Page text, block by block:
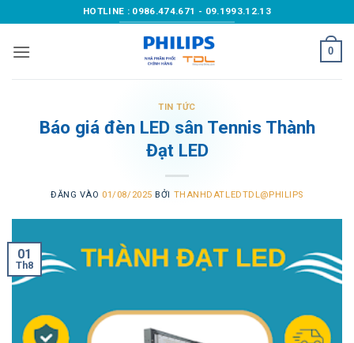
qua
nội
HOTLINE : 0986.474.671 - 09.1993.12.13
0
TIN TỨC
Báo giá đèn LED sân Tennis Thành
Đạt LED
ĐĂNG VÀO 01/08/2025 BỞI THANHDATLEDTDL@PHILIPS
01
Th8